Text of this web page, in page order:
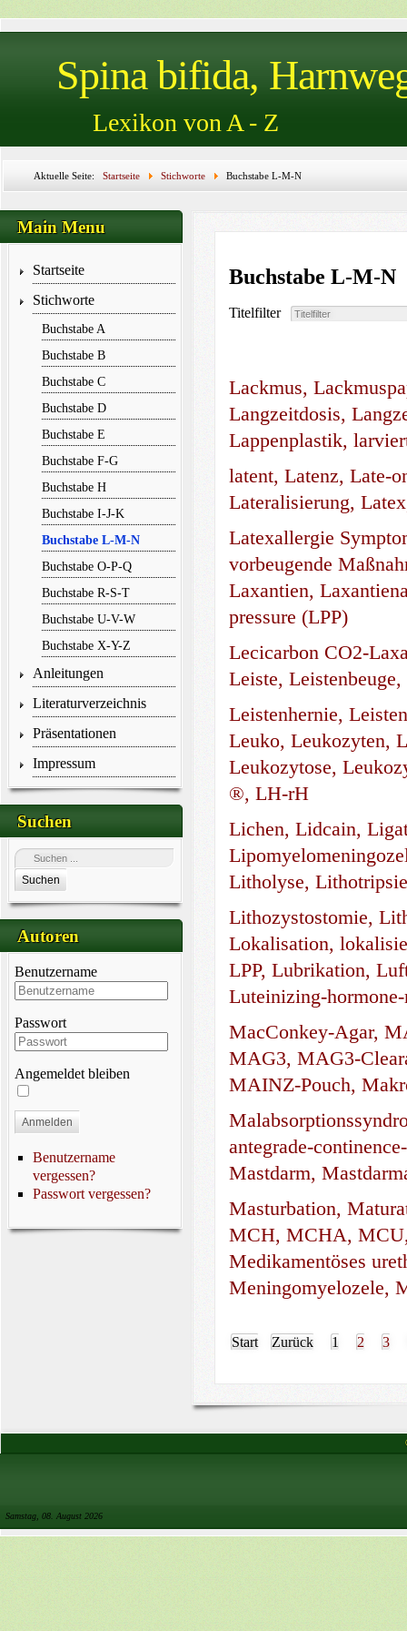
Spina bifida,
Lexikon von A - Z
Aktuelle Seite: Startseite Stichworte Buchstabe L-M-N
Main Menu
Startseite
Stichworte
Buchstabe A
Buchstabe B
Buchstabe C
Buchstabe D
Buchstabe E
Buchstabe F-G
Buchstabe H
Buchstabe I-J-K
Buchstabe L-M-N
Buchstabe O-P-Q
Buchstabe R-S-T
Buchstabe U-V-W
Buchstabe X-Y-Z
Anleitungen
Literaturverzeichnis
Präsentationen
Impressum
Suchen
Suchen
Autoren
Benutzername
Passwort
Angemeldet bleiben
Anmelden
Benutzername
vergessen?
Passwort vergessen?
Buchstabe L-M-N
Titelfilter
Lackmus,
Langzeitdosis,
Lappenplastik,
latent, Latenz, Late-
Lateralisierung,
Latexallergie
vorbeugende
Laxantien,
pressure (LPP)
Lecicarbon CO2-
Leiste,
Leistenhernie,
Leuko, Leukozyten,
Leukozytose,
®, LH-rH
Lichen, Lidcain,
Litholyse,
Lithozystostomie,
Lokalisation,
LPP, Lubrikation,
Luteinizing-
MacConkey-Agar,
MAG3, MAG3-
MAINZ-Pouch,
antegrade-
Mastdarm,
Masturbation,
MCH, MCHA, MCU,
Medikamentöses
Meningomyelozele,
Start Zurück 1 2 3
Samstag, 08. August 2026